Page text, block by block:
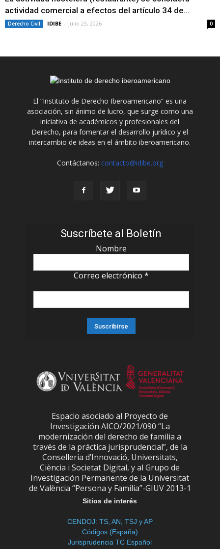
actividad comercial a efectos del artículo 34 de...
Derecho Civil IDIBE - julio 23, 2026 0
El “Instituto de Derecho Iberoamericano” es una
asociación, sin ánimo de lucro, que surge como una
iniciativa de académicos y profesionales del
Derecho, para fomentar el desarrollo jurídico y el
intercambio de ideas en el ámbito iberoamericano.
Contáctanos: contacto@idibe.org
Suscríbete al Boletín
Nombre
Correo electrónico *
Espacio asociado al Proyecto de
Investigación AICO/2021/090 “La
modernización del derecho de familia a
través de la práctica jurisprudencial”, de la
Conselleria d’Innovació, Universitats,
Ciència i Societat Digital, y al Grupo de
Investigación Permanente de la Universitat
de València “Persona y Familia”-GIUV 2013-1
Sitios de interés
CENDOJ: TS, AN, TSJ y AP
Códigos (España)
Jurisprudencia TC Español